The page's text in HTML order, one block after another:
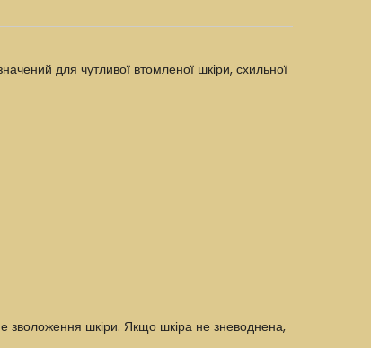
для чутливої ​​втомленої шкіри, схильної
зволоження шкіри. Якщо шкіра не зневоднена,